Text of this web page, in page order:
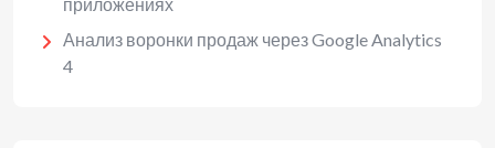
Анализ воронки продаж через Google Analytics
4